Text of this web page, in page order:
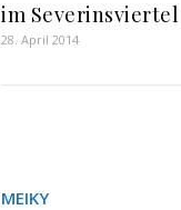
im Severinsviertel
28. April 2014
MEIKY